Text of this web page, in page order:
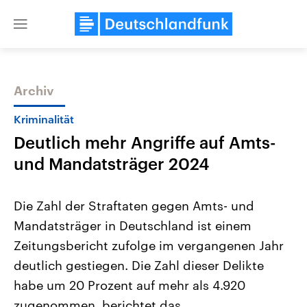
Close
Themen
Landtagswahl Sachsen-Anhalt
2026
Alle Informationen
Sachsen-Anhalt wählt am 6.
September 2026 einen neuen
Landtag. Seit 2021 wird das
Bundesland von einer Koalition aus
Aktuelle Beiträge,
Hintergründe
Wirtschaftlich und
gehören die Vereinigten
den mächtigsten Ländern
Archiv
Kriminalität
Deutlich mehr Angriffe auf Amts-
und Mandatsträger 2024
Die Zahl der Straftaten gegen Amts- und
Mandatsträger in Deutschland ist einem
Zeitungsbericht zufolge im vergangenen Jahr
deutlich gestiegen. Die Zahl dieser Delikte
habe um 20 Prozent auf mehr als 4.920